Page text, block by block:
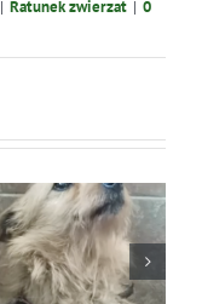
| Ratunek zwierzat | 0
Ratunek Lesia